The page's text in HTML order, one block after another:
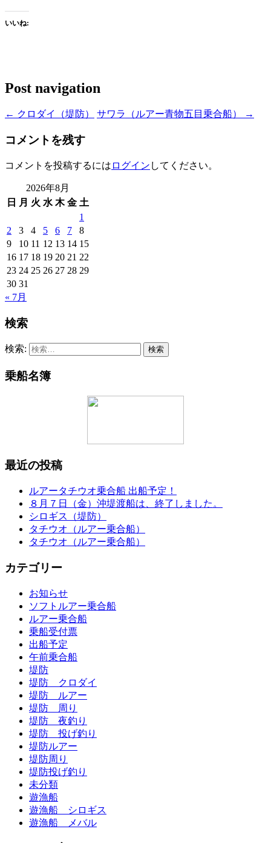
いいね:
Post navigation
← クロダイ（堤防） サワラ（ルアー青物五目乗合船） →
コメントを残す
コメントを投稿するには ログイン してください。
2026年8月
日
月 火 水 木 金 土
1
2
3 4 5 6 7
8
9
10 11 12 13 14 15
16 17 18 19 20 21 22
23 24 25 26 27 28 29
30 31
« 7月
検索
検索:
乗船名簿
最近の投稿
ルアータチウオ乗合船 出船予定！
８月７日（金）沖堤渡船は、終了しました。
シロギス（堤防）
タチウオ（ルアー乗合船）
タチウオ（ルアー乗合船）
カテゴリー
お知らせ
ソフトルアー乗合船
ルアー乗合船
乗船受付票
出船予定
午前乗合船
堤防
堤防 クロダイ
堤防 ルアー
堤防 周り
堤防 夜釣り
堤防 投げ釣り
堤防ルアー
堤防周り
堤防投げ釣り
未分類
遊漁船
遊漁船 シロギス
遊漁船 メバル